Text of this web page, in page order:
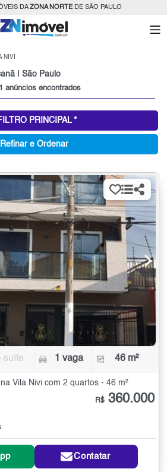
DAZONA NORTEDE SÃO PAULO
NIVI
| São Paulo
anúncios encontrados
PRINCIPAL *
Refinar e Ordenar
suíte 1 vaga 46 m²
Vila Nivi com 2 quartos - 46 m²
R$ 360.000
Contatar